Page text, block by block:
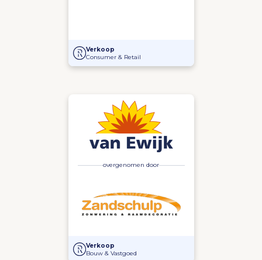
Overname belang in Koya Chemicals
Verkoop
Consumer & Retail
overgenomen door
Van Ewijk Zonwering overgenomen door
Verkoop
Bouw & Vastgoed